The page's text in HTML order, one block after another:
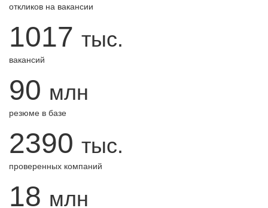
откликов на вакансии
1017 тыс.
вакансий
90 млн
резюме в базе
2390 тыс.
проверенных компаний
18 млн